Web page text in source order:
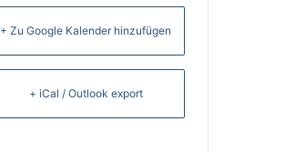
+ Zu Google Kalender hinzufügen
+ iCal / Outlook export